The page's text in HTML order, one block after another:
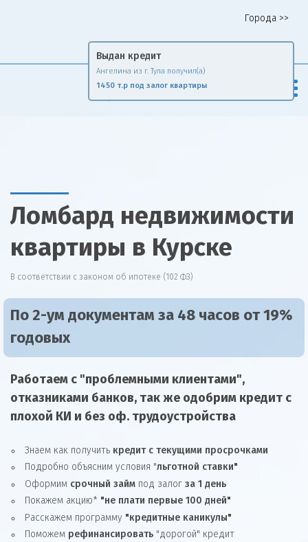
Города >>
FinRise
Ломбард недвижимости
квартиры в Курске
В соответствии с законом об ипотеке (102 ФЗ)
По 2-ум документам за 48 часов от 19%
годовых
Работаем с "проблемными клиентами",
отказниками банков, так же одобрим кредит с
плохой КИ и без оф. трудоустройства
Знаем как получить кредит с текущими просрочками
Подробно объясним условия "льготной ставки"
Оформим срочный займ под залог за 1 день
Покажем акцию* "не плати первые 100 дней"
Расскажем программу "кредитные каникулы"
Поможем рефинансировать "дорогой" кредит
Выдан кредит
Ангелина из г. Тула получил(а)
1450 т.р под залог квартиры